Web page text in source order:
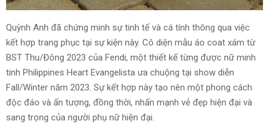
Quỳnh Anh đã chứng minh sự tinh tế và cá tính thông qua việc
kết hợp trang phục tại sự kiện này. Cô diện mẫu áo coat xám từ
BST Thu/Đông 2023 của Fendi, một thiết kế từng được nữ minh
tinh Philippines Heart Evangelista ưa chuộng tại show diễn
Fall/Winter năm 2023. Sự kết hợp này tạo nên một phong cách
độc đáo và ấn tượng, đồng thời, nhấn mạnh vẻ đẹp hiện đại và
sang trọng của người phụ nữ hiện đại.